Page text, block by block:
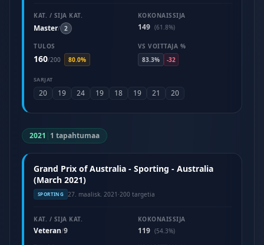
KAT. / SIJA KAT.
Master/ 2
KOKONAISSIJA
149 (61.8%)
TULOS
160/200 80.0%
VS VOITTAJA %
83.3%
-32
SARJAT
20 19 24 19 18 19 21 20
2021 | 1 tapahtumaa
Grand Prix of Australia - Sporting - Australia
(March 2021)
SPORTING 27. maalisk. 2021 ·200 targetia
KAT. / SIJA KAT.
Veteran/9
KOKONAISSIJA
119 (54.3%)